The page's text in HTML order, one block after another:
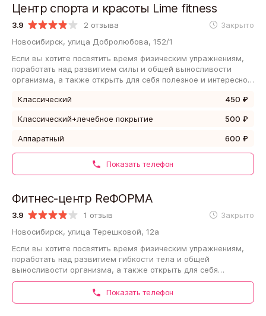
3.9 2 отзыва Закрыто
Центр спорта и красоты Lime fitness
Новосибирск, улица Добролюбова, 152/1
Если вы хотите посвятить время физическим упражнениям,
поработать над развитием силы и общей выносливости
организма, а также открыть для себя полезное и интересное
Показать телефон
Классический 450 ₽
Классический+лечебное покрытие 500 ₽
Аппаратный 600 ₽
3.9 1 отзыв Закрыто
Фитнес-центр ReФОРМА
Новосибирск, улица Терешковой, 12а
Если вы хотите посвятить время физическим упражнениям,
поработать над развитием гибкости тела и общей
выносливости организма, а также открыть для себя
полезное и увлекательное хобби, то Фитнес-центр…
Показать телефон